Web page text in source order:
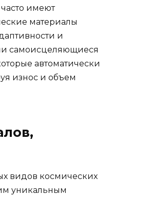
имеют
материалы
и
самоисцеляющиеся
автоматически
износ и объем
видов космических
уникальным